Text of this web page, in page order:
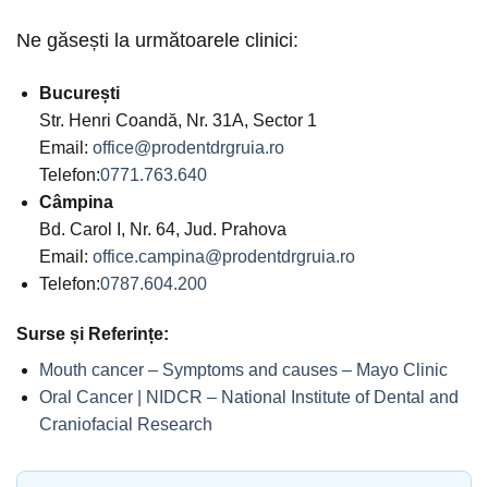
Ne găsești la următoarele clinici:
București
Str. Henri Coandă, Nr. 31A, Sector 1
Email: office@prodentdrgruia.ro
Telefon:0771.763.640
Câmpina
Bd. Carol I, Nr. 64, Jud. Prahova
Email: office.campina@prodentdrgruia.ro
Telefon:0787.604.200
Surse și Referințe:
Mouth cancer – Symptoms and causes – Mayo Clinic
Oral Cancer | NIDCR – National Institute of Dental and
Craniofacial Research